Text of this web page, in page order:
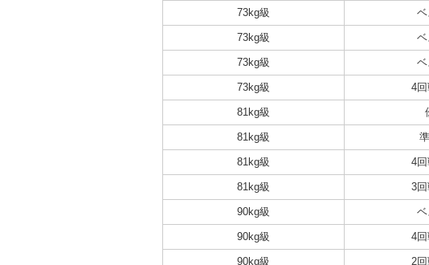
73kg級
73kg級
73kg級
73kg級 4
81kg級
81kg級
81kg級 4
81kg級 3
90kg級
90kg級 4
90kg級 2